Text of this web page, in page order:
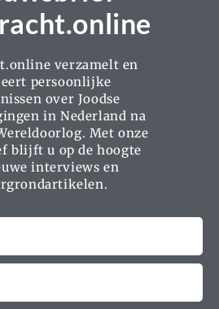
verzamelt en
persoonlijke
over Joodse
in Nederland na
Met onze
blijft u op de hoogte
interviews en